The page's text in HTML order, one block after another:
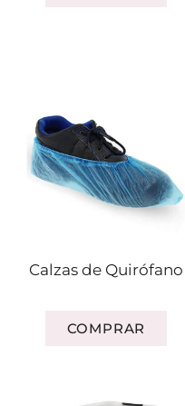
Calzas de Quirófano
COMPRAR